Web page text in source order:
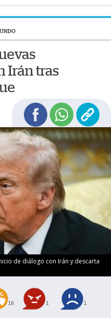
Irán tras
de diálogo con Irán y descarta
16 1 1